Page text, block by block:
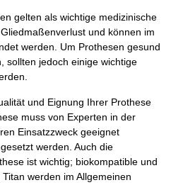
gelten als wichtige medizinische
und können im
werden. Um Prothesen gesund
sollten jedoch einige wichtige
und Eignung Ihrer Prothese
muss von Experten in der
Einsatzzweck geeignet
werden. Auch die
ist wichtig; biokompatible und
werden im Allgemeinen